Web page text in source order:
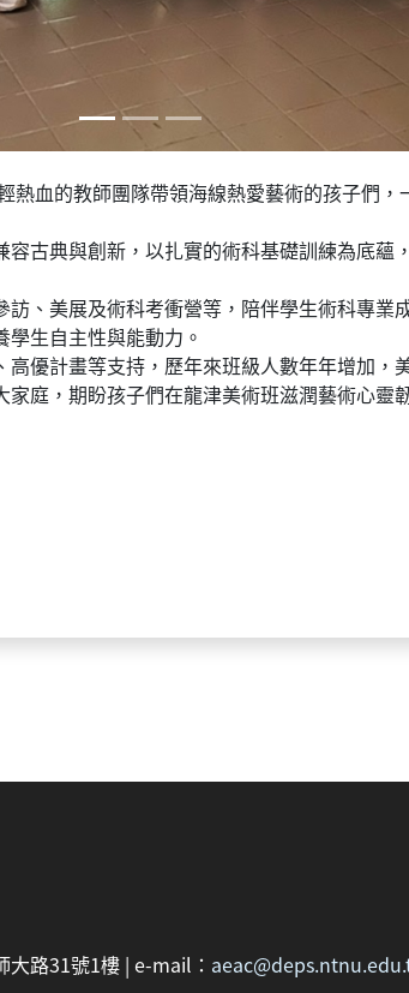
熱血的教師團隊帶領海線熱愛藝術的孩子們
古典與創新，以扎實的術科基礎訓練為底蘊
、美展及術科考衝營等，陪伴學生術科專業
生自主性與能動力。
優計畫等支持，歷年來班級人數年年增加，
庭，期盼孩子們在龍津美術班滋潤藝術心靈
路31號1樓 | e-mail：